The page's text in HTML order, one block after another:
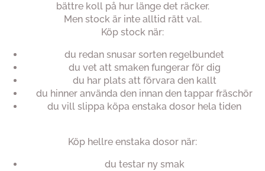
bättre koll på hur länge det räcker.
Men stock är inte alltid rätt val.
Köp stock när:
du redan snusar sorten regelbundet
du vet att smaken fungerar för dig
du har plats att förvara den kallt
du hinner använda den innan den tappar fräschör
du vill slippa köpa enstaka dosor hela tiden
Köp hellre enstaka dosor när:
du testar ny smak